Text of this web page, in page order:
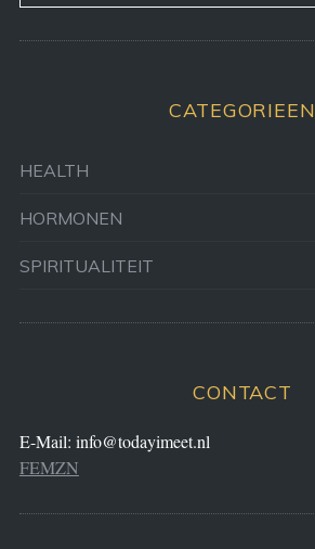
CATEGORIEEN
HEALTH
HORMONEN
SPIRITUALITEIT
CONTACT
E-Mail: info@todayimeet.nl
FEMZN